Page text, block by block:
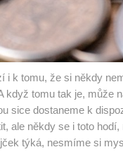
i k tomu, že si někdy
když tomu tak je, může
sice dostaneme k
ale někdy se i toto
týká, nesmíme si